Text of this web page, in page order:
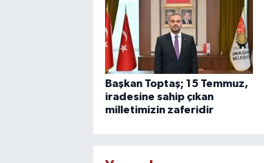
Başkan Toptaş; 15 Temmuz,
iradesine sahip çıkan
milletimizin zaferidir